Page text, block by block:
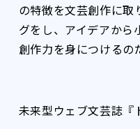
の特徴を文芸創作に取
グをし、アイデアから
創作力を身につけるの
未来型ウェブ文芸誌『